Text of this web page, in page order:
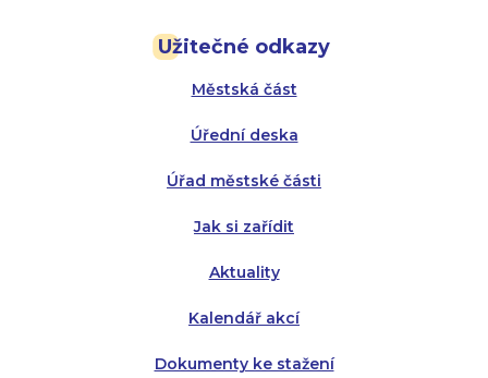
Užitečné odkazy
Městská část
Úřední deska
Úřad městské části
Jak si zařídit
Aktuality
Kalendář akcí
Dokumenty ke stažení
Úterý:
Středa:
Čtvrtek:
Pátek:
Úterý:
Středa:
Čtvrtek: